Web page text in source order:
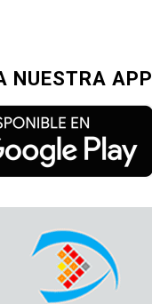
NUESTRA APP